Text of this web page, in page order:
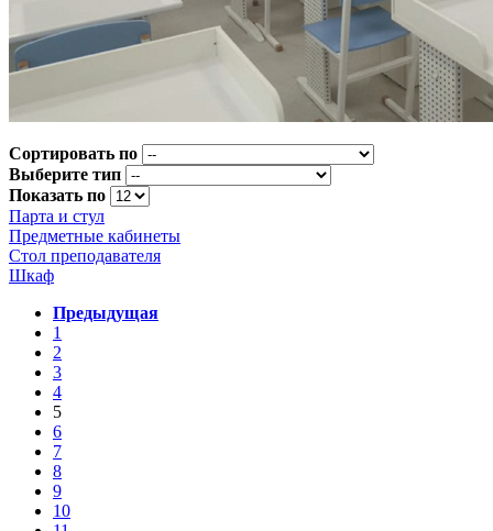
Сортировать по
Выберите тип
Показать по
Парта и стул
Предметные кабинеты
Стол преподавателя
Шкаф
Предыдущая
1
2
3
4
5
6
7
8
9
10